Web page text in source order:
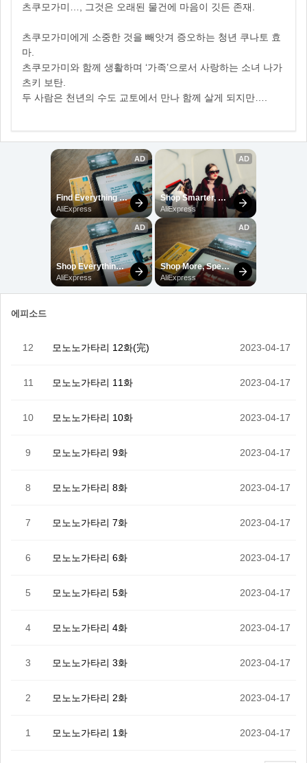
츠쿠모가미…, 그것은 오래된 물건에 마음이 깃든 존재.
츠쿠모가미에게 소중한 것을 빼앗겨 증오하는 청년 쿠나토 효
마.
츠쿠모가미와 함께 생활하며 ‘가족’으로서 사랑하는 소녀 나가
츠키 보탄.
두 사람은 천년의 수도 교토에서 만나 함께 살게 되지만….
에피소드
12 모노노가타리 12화(完) 2023-04-17
11 모노노가타리 11화 2023-04-17
10 모노노가타리 10화 2023-04-17
9 모노노가타리 9화 2023-04-17
8 모노노가타리 8화 2023-04-17
7 모노노가타리 7화 2023-04-17
6 모노노가타리 6화 2023-04-17
5 모노노가타리 5화 2023-04-17
4 모노노가타리 4화 2023-04-17
3 모노노가타리 3화 2023-04-17
2 모노노가타리 2화 2023-04-17
1 모노노가타리 1화 2023-04-17